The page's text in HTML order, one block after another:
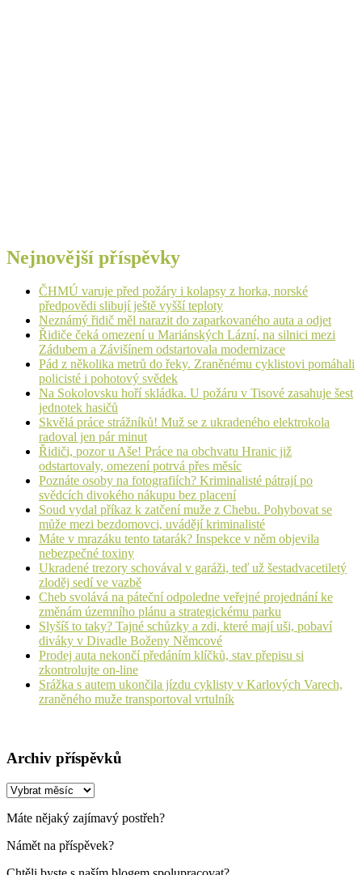
Nejnovější příspěvky
ČHMÚ varuje před požáry i kolapsy z horka, norské
předpovědi slibují ještě vyšší teploty
Neznámý řidič měl narazit do zaparkovaného auta a odjet
Řidiče čeká omezení u Mariánských Lázní, na silnici mezi
Zádubem a Závišínem odstartovala modernizace
Pád z několika metrů do řeky. Zraněnému cyklistovi pomáhali
policisté i pohotový svědek
Na Sokolovsku hoří skládka. U požáru v Tisové zasahuje šest
jednotek hasičů
Skvělá práce strážníků! Muž se z ukradeného elektrokola
radoval jen pár minut
Řidiči, pozor u Aše! Práce na obchvatu Hranic již
odstartovaly, omezení potrvá přes měsíc
Poznáte osoby na fotografiích? Kriminalisté pátrají po
svědcích divokého nákupu bez placení
Soud vydal příkaz k zatčení muže z Chebu. Pohybovat se
může mezi bezdomovci, uvádějí kriminalisté
Máte v mrazáku tento tatarák? Inspekce v něm objevila
nebezpečné toxiny
Ukradené trezory schovával v garáži, teď už šestadvacetiletý
zloděj sedí ve vazbě
Cheb svolává na páteční odpoledne veřejné projednání ke
změnám územního plánu a strategickému parku
Slyšíš to taky? Tajné schůzky a zdi, které mají uši, pobaví
diváky v Divadle Boženy Němcové
Prodej auta nekončí předáním klíčků, stav přepisu si
zkontrolujte on-line
Srážka s autem ukončila jízdu cyklisty v Karlových Varech,
zraněného muže transportoval vrtulník
Archiv příspěvků
Archiv
Máte nějaký zajímavý postřeh?
Námět na příspěvek?